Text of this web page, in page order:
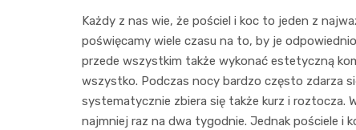
Każdy z nas wie, że pościel i koc to jeden z
poświęcamy wiele czasu na to, by je
przede wszystkim także wykonać estetyczną
wszystko. Podczas nocy bardzo często zdarza
systematycznie zbiera się także kurz i roztocza.
najmniej raz na dwa tygodnie. Jednak pościele i